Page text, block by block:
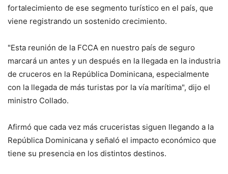
fortalecimiento de ese segmento turístico en el país, que
viene registrando un sostenido crecimiento.
"Esta reunión de la FCCA en nuestro país de seguro
marcará un antes y un después en la llegada en la industria
de cruceros en la República Dominicana, especialmente
con la llegada de más turistas por la vía marítima", dijo el
ministro Collado.
Afirmó que cada vez más cruceristas siguen llegando a la
República Dominicana y señaló el impacto económico que
tiene su presencia en los distintos destinos.